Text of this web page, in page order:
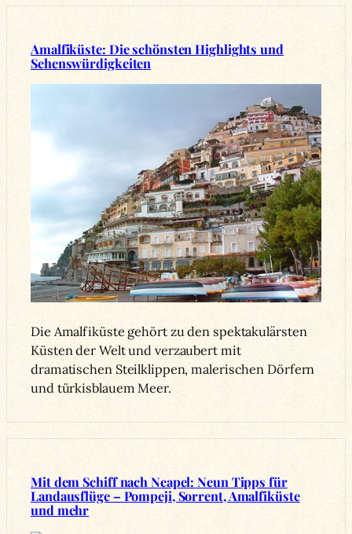
Amalfiküste: Die schönsten Highlights und
Sehenswürdigkeiten
Die Amalfiküste gehört zu den spektakulärsten
Küsten der Welt und verzaubert mit
dramatischen Steilklippen, malerischen Dörfern
und türkisblauem Meer.
Mit dem Schiff nach Neapel: Neun Tipps für
Landausflüge – Pompeji, Sorrent, Amalfiküste
und mehr